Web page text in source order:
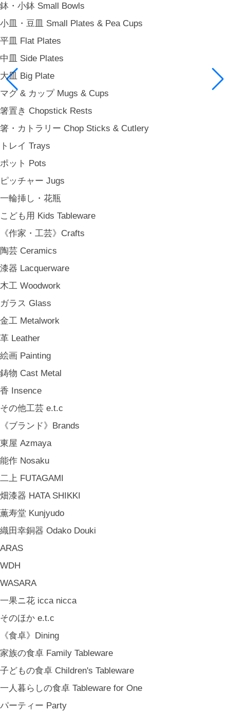
鉢・小鉢 Small Bowls
小皿・豆皿 Small Plates & Pea Cups
平皿 Flat Plates
中皿 Side Plates
大皿 Big Plate
マグ & カップ Mugs & Cups
箸置き Chopstick Rests
箸・カトラリー Chop Sticks & Cutlery
トレイ Trays
ポット Pots
ピッチャー Jugs
一輪挿し・花瓶
こども用 Kids Tableware
《作家・工芸》Crafts
陶芸 Ceramics
漆器 Lacquerware
木工 Woodwork
ガラス Glass
金工 Metalwork
革 Leather
絵画 Painting
鋳物 Cast Metal
香 Insence
その他工芸 e.t.c
《ブランド》Brands
東屋 Azmaya
能作 Nosaku
二上 FUTAGAMI
畑漆器 HATA SHIKKI
薫寿堂 Kunjyudo
織田幸銅器 Odako Douki
ARAS
WDH
WASARA
一果ニ花 icca nicca
そのほか e.t.c
《食卓》Dining
家族の食卓 Family Tableware
子どもの食卓 Children's Tableware
一人暮らしの食卓 Tableware for One
パーティー Party